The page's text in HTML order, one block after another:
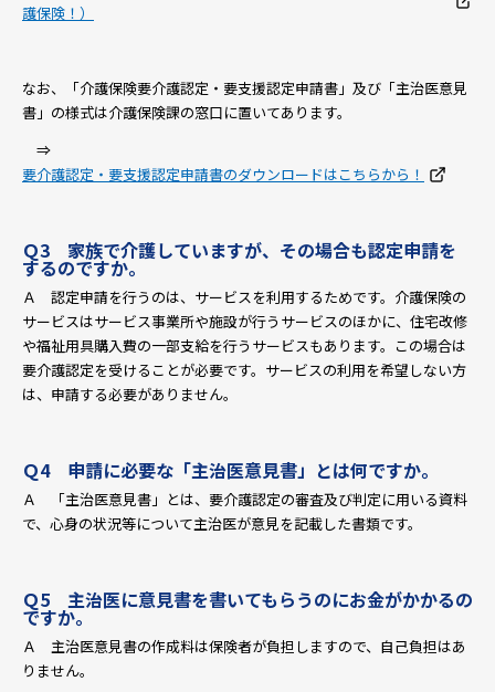
護保険！）
なお、「介護保険要介護認定・要支援認定申請書」及び「主治医意見
書」の様式は介護保険課の窓口に置いてあります。
⇒
要介護認定・要支援認定申請書のダウンロードはこちらから！
Ｑ3 家族で介護していますが、その場合も認定申請を
するのですか。
Ａ 認定申請を行うのは、サービスを利用するためです。介護保険の
サービスはサービス事業所や施設が行うサービスのほかに、住宅改修
や福祉用具購入費の一部支給を行うサービスもあります。この場合は
要介護認定を受けることが必要です。サービスの利用を希望しない方
は、申請する必要がありません。
Ｑ4 申請に必要な「主治医意見書」とは何ですか。
Ａ 「主治医意見書」とは、要介護認定の審査及び判定に用いる資料
で、心身の状況等について主治医が意見を記載した書類です。
Ｑ5 主治医に意見書を書いてもらうのにお金がかかるの
ですか。
Ａ 主治医意見書の作成料は保険者が負担しますので、自己負担はあ
りません。